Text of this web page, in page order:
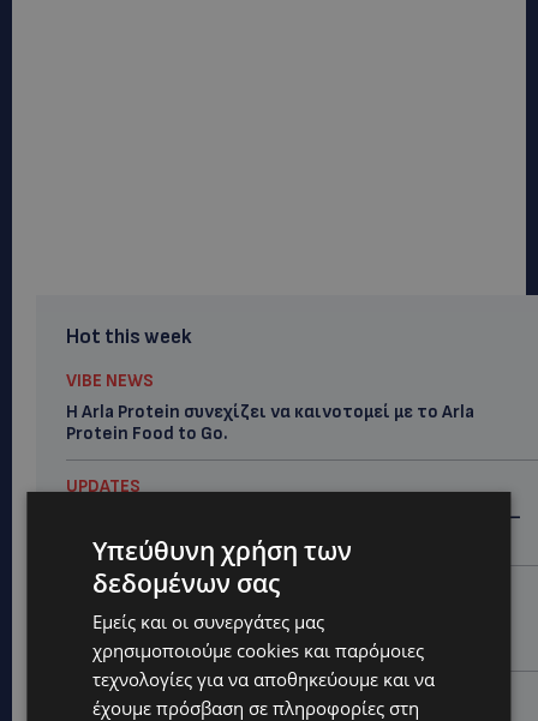
Hot this week
VIBE NEWS
Η Arla Protein συνεχίζει να καινοτομεί με το Arla
Protein Food to Go.
UPDATES
ΜΑΚΑΡΙΟΣ ΔΡΟΥΣΙΩΤΗΣ: «Δεν ξεκινήσαμε μόνοι μας» –
Η Αστυνομία ξεκαθαρίζει πώς άρχισε η έρευνα
UPDATES
ΜΟΝΗ ΑΓΙΟΥ ΝΕΟΦΥΤΟΥ: «Για αποκατάσταση της
αλήθειας» – Όλα ξεκίνησαν για ένα δωμάτιο
UPDATES
Υπεύθυνη χρήση των
δεδομένων σας
Εμείς και οι συνεργάτες μας
χρησιμοποιούμε cookies και παρόμοιες
τεχνολογίες για να αποθηκεύουμε και να
έχουμε πρόσβαση σε πληροφορίες στη